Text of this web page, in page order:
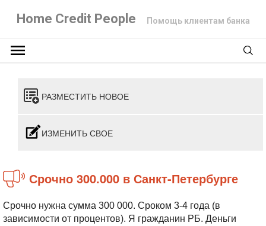
Home Credit People Помощь клиентам банка
РАЗМЕСТИТЬ НОВОЕ
ИЗМЕНИТЬ СВОЕ
Срочно 300.000 в Санкт-Петербурге
Срочно нужна сумма 300 000. Сроком 3-4 года (в
зависимости от процентов). Я гражданин РБ. Деньги